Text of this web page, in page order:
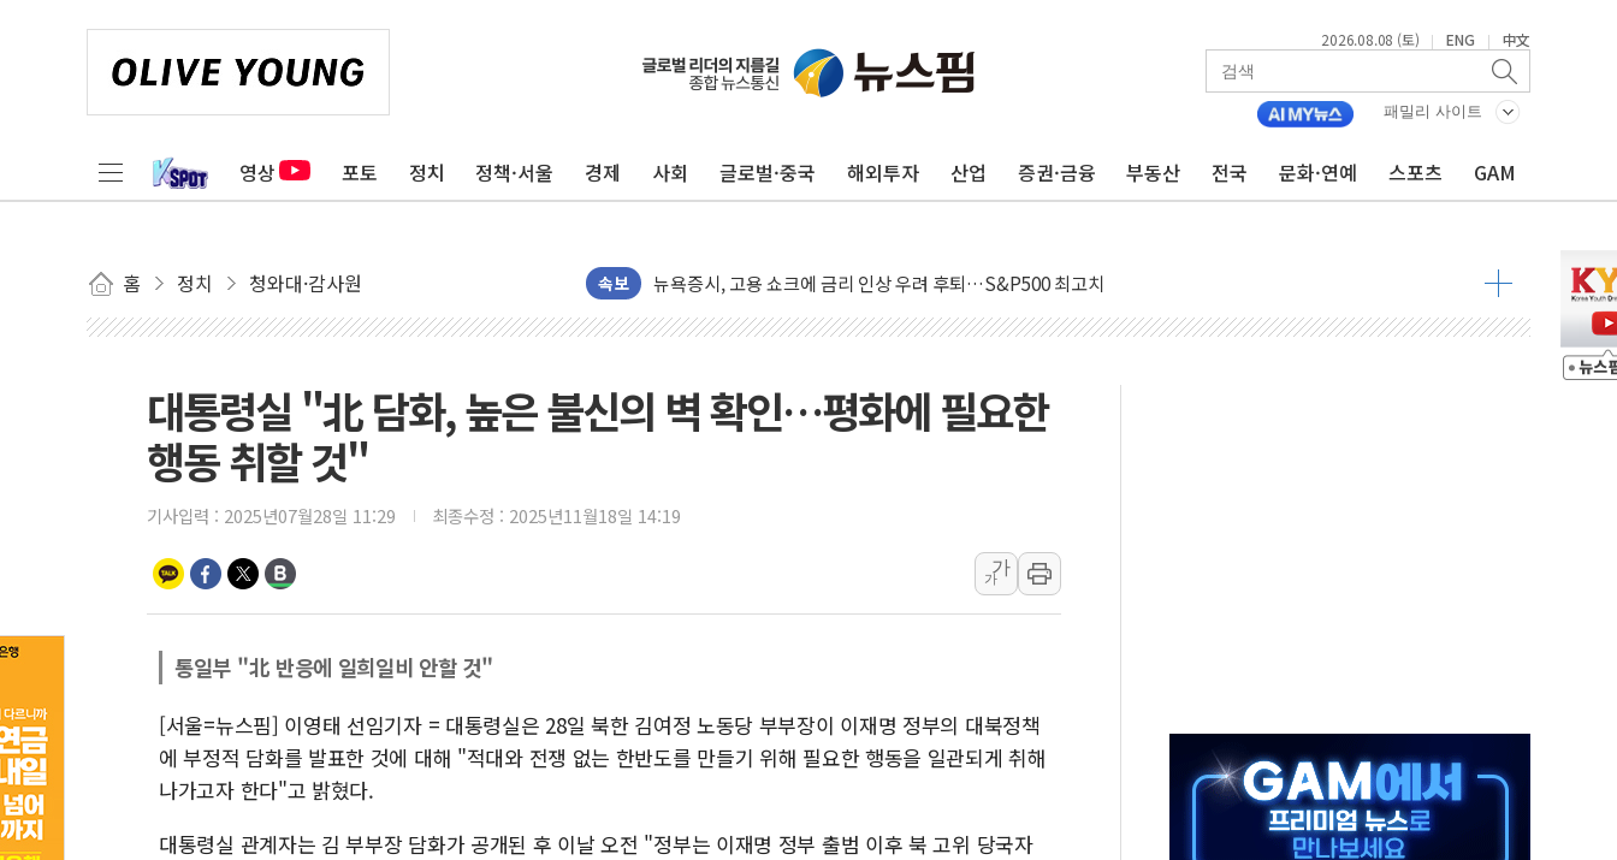
2026.08.08 (토) | ENG | 中文
패밀리 사이트
영상 포토 정치 정책·서울 경제 사회 글로벌·중국 해외투자 산업 증권·금융 부동산 전국 문화·연예 스포츠 GAM
홈 정치 청와대·감사원 속보
오세훈 "용산공원 주택 검토, 민주당 스스로 원칙 뒤집는 것"
10월 보완수사권 폐지·공소청 출범…피해자들 '범죄 사각지대' 우려
민주, 오늘 제주·인천 경선 결과 발표...'김민석 재역전 vs 정청래 격차 확대'
트럼프, 쿡 연준 이사 해임 재추진…"26일까지 의혹 소명" 요구
유럽증시, 美 고용 예상 밖 부진에 연준 금리 인상 가능성 낮아지며 상승… STOXX 600 지수는 나흘 연속 최고치
[종합] 이슬람 수니파 3국, '공동방위협정' 체결… 이스라엘·이란 위협에 맞설 자체 억지력 강화
이란 핵심 원유 수출항 '하르그섬', 최근 1주일 이상 '올스톱'… 美 해상봉쇄 영향
美 고용 쇼크에 엔화 장중 급등…시장은 "또 개입했나" 촉각
[AI MY 뉴스] 뉴욕 반도체주 프리뷰...美 고용 쇼크에 반도체주 '활짝'
뉴욕증시 개장 전 특징주...아틀라시안·클라우드플레어·태양광주↑ VS 트레이드데스크·웬디스↓
보훈부, 미 DPAA와 MOU… "6·25 미군 실종자 7359명 끝까지 찾겠다"
대통령실 "北 담화, 높은 불신의 벽 확인…평화에 필요한
행동 취할 것"
기사입력 : 2025년07월28일 11:29 최종수정 : 2025년11월18일 14:19
가
가
통일부 "北 반응에 일희일비 안할 것"
[서울=뉴스핌] 이영태 선임기자 = 대통령실은 28일 북한 김여정 노동당 부부장이 이재명 정부의 대북정책
에 부정적 담화를 발표한 것에 대해 "적대와 전쟁 없는 한반도를 만들기 위해 필요한 행동을 일관되게 취해
나가고자 한다"고 밝혔다.
대통령실 관계자는 김 부부장 담화가 공개된 후 이날 오전 "정부는 이재명 정부 출범 이후 북 고위 당국자